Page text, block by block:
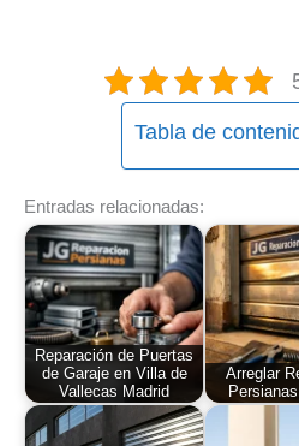
Tabla de
Entradas relacionadas:
Reparación de Puertas
de Garaje en Villa de
Vallecas Madrid
Arreglar